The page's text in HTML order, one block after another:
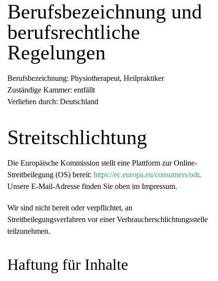
Berufsbezeichnung und
berufsrechtliche
Regelungen
Berufsbezeichnung: Physiotherapeut, Heilpraktiker
Zuständige Kammer: entfällt
Verliehen durch: Deutschland
Streitschlichtung
Die Europäische Kommission stellt eine Plattform zur Online-
Streitbeilegung (OS) bereit: https://ec.europa.eu/consumers/odr.
Unsere E-Mail-Adresse finden Sie oben im Impressum.
Wir sind nicht bereit oder verpflichtet, an
Streitbeilegungsverfahren vor einer Verbraucherschlichtungsstelle
teilzunehmen.
Haftung für Inhalte